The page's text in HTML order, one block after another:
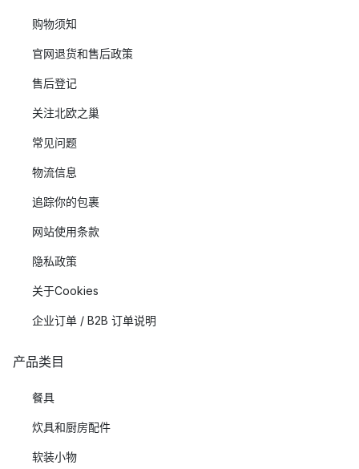
购物须知
官网退货和售后政策
售后登记
关注北欧之巢
常见问题
物流信息
追踪你的包裹
网站使用条款
隐私政策
关于Cookies
企业订单 / B2B 订单说明
产品类目
餐具
炊具和厨房配件
软装小物